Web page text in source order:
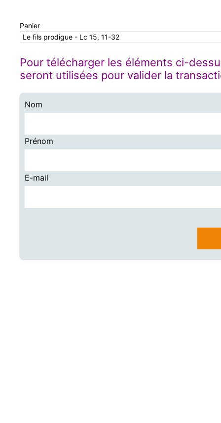
Panier
Le fils prodigue - Lc 15, 11-32
Pour télécharger les éléments ci-
seront utilisées pour valider la
Nom
Prénom
E-mail